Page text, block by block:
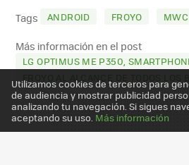
MAIL
Tags ANDROID FROYO
Más información en el post
LG OPTIMUS ME P350,
FROYO AL ALCANCE DE TODOS LOS
Utilizamos cookies de terceros para
de audiencia y mostrar publicidad
analizando tu navegación. Si sigues
aceptando su uso. Más información